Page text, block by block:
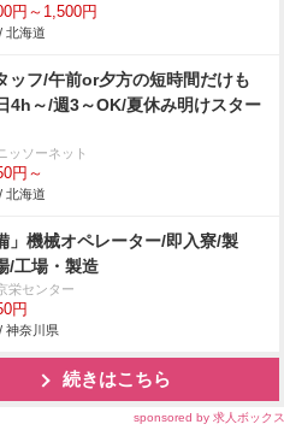
円～1,500円
北海道
ッフ/午前or夕方の短時間だけも
4h～/週3～OK/夏休み明けスター
ッソーネット
円～
北海道
」機械オペレーター/即入寮/製
/工場・製造
栄センター
円
神奈川県
続きはこちら
sponsored by 求人ボックス